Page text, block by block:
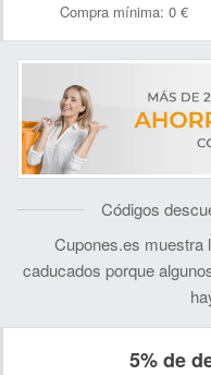
Compra mínima: 0 €
Códigos
Cupones.es muestra
caducados porque
5% de